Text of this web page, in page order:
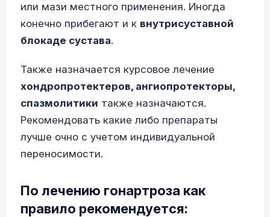
или мази местного применения. Иногда
конечно прибегают и к внутрисуставной
блокаде сустава.
Также назначается курсовое лечение
хондропротектеров, ангиопротекторы,
спазмолитики также назначаются.
Рекомендовать какие либо препараты
лучше очно с учетом индивидуальной
переносимости.
По лечению гонартроза как
правило рекомендуется: